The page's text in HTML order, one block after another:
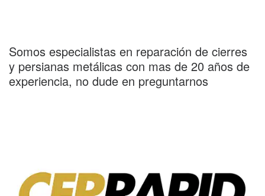
Somos especialistas en reparación de cierres
y persianas metálicas con mas de 20 años de
experiencia, no dude en preguntarnos